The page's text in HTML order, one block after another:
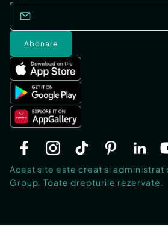
Abonare
Acest site este creat si administrat
Group. Toate drepturile rezervate.